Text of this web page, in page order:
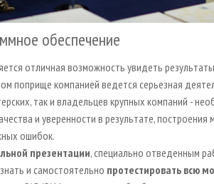
обеспечение
отличная возможность увидеть
поприще компанией ведется серьезная
так и владельцев крупных компаний -
и уверенности в результате,
ошибок.
презентации, специально отведенным
и самостоятельно протестировать всю